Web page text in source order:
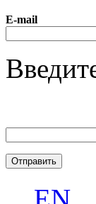
E-mail